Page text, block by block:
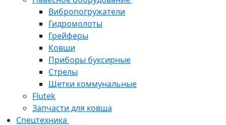
Вибропогружатели
Гидромолоты
Грейферы
Ковши
Приборы буксирные
Стрелы
Щетки коммунальные
Flutek
Запчасти для ковша
Спецтехника